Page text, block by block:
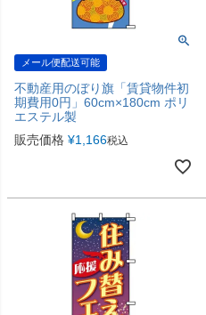
メール便配送可能
不動産用のぼり旗「賃貸物件初
期費用0円」60cm×180cm ポリ
エステル製
販売価格 ¥1,166税込